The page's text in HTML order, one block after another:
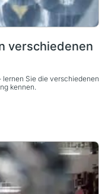
verschiedenen
Sie die verschiedenen
kennen.